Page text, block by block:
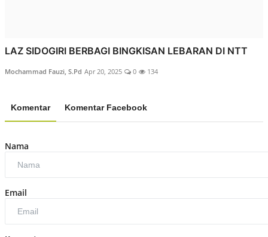
LAZ SIDOGIRI BERBAGI BINGKISAN LEBARAN DI NTT
Mochammad Fauzi, S.Pd Apr 20, 2025 0 134
Komentar Komentar Facebook
Nama
Email